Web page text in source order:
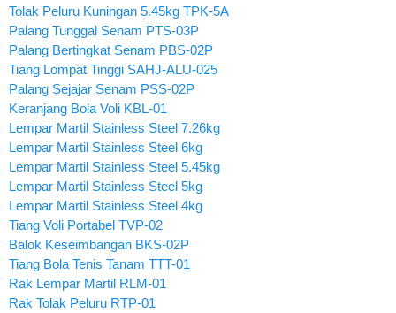
Tolak Peluru Kuningan 5.45kg TPK-5A
Palang Tunggal Senam PTS-03P
Palang Bertingkat Senam PBS-02P
Tiang Lompat Tinggi SAHJ-ALU-025
Palang Sejajar Senam PSS-02P
Keranjang Bola Voli KBL-01
Lempar Martil Stainless Steel 7.26kg
Lempar Martil Stainless Steel 6kg
Lempar Martil Stainless Steel 5.45kg
Lempar Martil Stainless Steel 5kg
Lempar Martil Stainless Steel 4kg
Tiang Voli Portabel TVP-02
Balok Keseimbangan BKS-02P
Tiang Bola Tenis Tanam TTT-01
Rak Lempar Martil RLM-01
Rak Tolak Peluru RTP-01